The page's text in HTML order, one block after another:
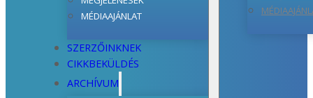
MÉDIAAJÁNLAT
SZERZŐINKNEK
CIKKBEKÜLDÉS
ARCHÍVUM